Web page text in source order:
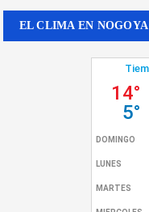
EL CLIMA EN NOGOYA